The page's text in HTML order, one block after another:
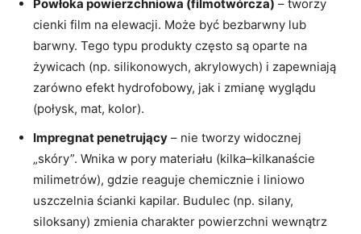
Powłoka powierzchniowa (filmotwórcza) – tworzy
cienki film na elewacji. Może być bezbarwny lub
barwny. Tego typu produkty często są oparte na
żywicach (np. silikonowych, akrylowych) i zapewniają
zarówno efekt hydrofobowy, jak i zmianę wyglądu
(połysk, mat, kolor).
Impregnat penetrujący – nie tworzy widocznej
„skóry”. Wnika w pory materiału (kilka–kilkanaście
milimetrów), gdzie reaguje chemicznie i liniowo
uszczelnia ścianki kapilar. Budulec (np. silany,
siloksany) zmienia charakter powierzchni wewnątrz